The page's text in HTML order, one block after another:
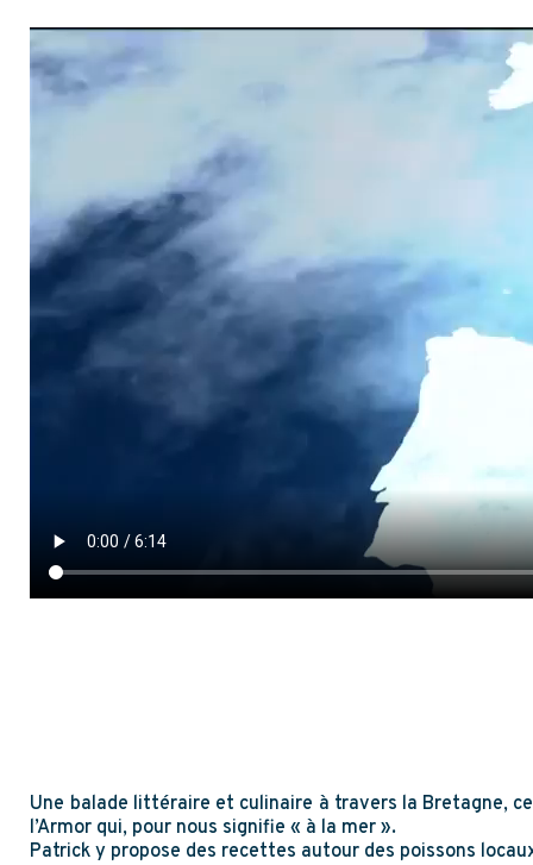
Une balade littéraire et culinaire à travers la Bretagne,
l’Armor qui, pour nous signifie « à la mer ».
Patrick y propose des recettes autour des poissons